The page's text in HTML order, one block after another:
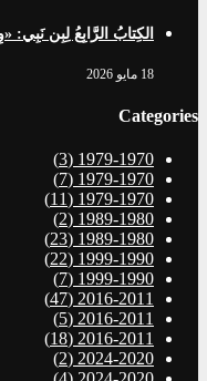
الكِتابُ الرَّابِعُ لِبِن نَبِي:
18 مايو 2026
Categories
1979-1970
(3)
1979-1970
(7)
1979-1970
(11)
1989-1980
(2)
1989-1980
(23)
1999-1990
(22)
1999-1990
(7)
2016-2011
(47)
2016-2011
(5)
2016-2011
(18)
2024-2020
(2)